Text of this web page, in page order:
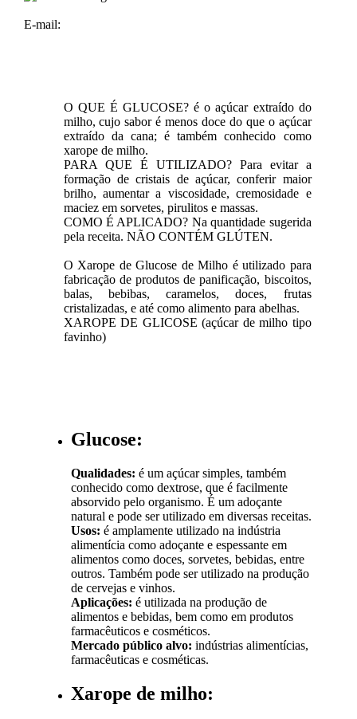
E-mail:
O QUE É GLUCOSE? é o açúcar extraído do
milho, cujo sabor é menos doce do que o açúcar
extraído da cana; é também conhecido como
xarope de milho.
PARA QUE É UTILIZADO? Para evitar a
formação de cristais de açúcar, conferir maior
brilho, aumentar a viscosidade, cremosidade e
maciez em sorvetes, pirulitos e massas.
COMO É APLICADO? Na quantidade sugerida
pela receita. NÃO CONTÉM GLÚTEN.
O Xarope de Glucose de Milho é utilizado para
fabricação de produtos de panificação, biscoitos,
balas, bebibas, caramelos, doces, frutas
cristalizadas, e até como alimento para abelhas.
XAROPE DE GLICOSE (açúcar de milho tipo
favinho)
Glucose:
Qualidades: é um açúcar simples, também
conhecido como dextrose, que é facilmente
absorvido pelo organismo. É um adoçante
natural e pode ser utilizado em diversas receitas.
Usos: é amplamente utilizado na indústria
alimentícia como adoçante e espessante em
alimentos como doces, sorvetes, bebidas, entre
outros. Também pode ser utilizado na produção
de cervejas e vinhos.
Aplicações: é utilizada na produção de
alimentos e bebidas, bem como em produtos
farmacêuticos e cosméticos.
Mercado público alvo: indústrias alimentícias,
farmacêuticas e cosméticas.
Xarope de milho: